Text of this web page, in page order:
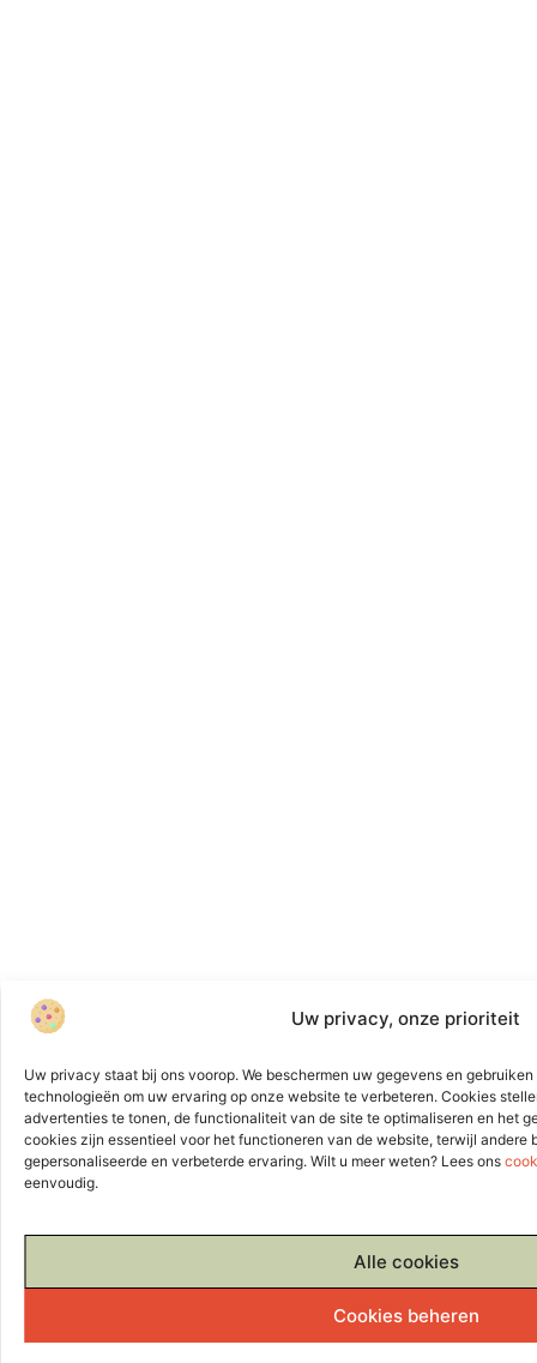
Uw privacy, onze prioriteit
Uw privacy staat bij ons voorop. We beschermen uw gegevens en
technologieën om uw ervaring op onze website te verbeteren. Cookies
advertenties te tonen, de functionaliteit van de site te optimaliseren en het
cookies zijn essentieel voor het functioneren van de website, terwijl andere
gepersonaliseerde en verbeterde ervaring. Wilt u meer weten? Lees ons
eenvoudig.
Alle cookies
Cookies beheren